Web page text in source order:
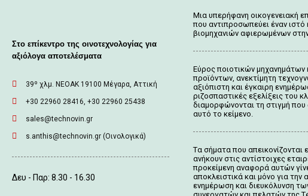
Στο επίκεντρο της οινοτεχνολογίας για
αξιόλογα αποτελέσματα
39º χλμ. ΝΕΟΑΚ 19100 Mέγαρα, Αττική
+30 22960 28416, +30 22960 25438
sales@technovin.gr
s.anthis@technovin.gr (Οινολογικά)
Δευ - Παρ: 8.30 - 16.30
Μια υπερήφανη οικογενειακή
που αντιπροσωπεύει έναν
βιομηχανιών αφιερωμένων
Εύρος ποιοτικών μηχανημάτων
προϊόντων, ανεκτίμητη
αξιόπιστη και έγκαιρη
ριζοσπαστικές εξελίξεις του
διαμορφώνονται τη στιγμή που
αυτό το κείμενο.
Tα σήματα που απεικονίζονται
ανήκουν στις αντίστοιχες
προκείμενη αναφορά αυτών
αποκλειστικά και μόνο για την
ενημέρωση και διευκόλυνση